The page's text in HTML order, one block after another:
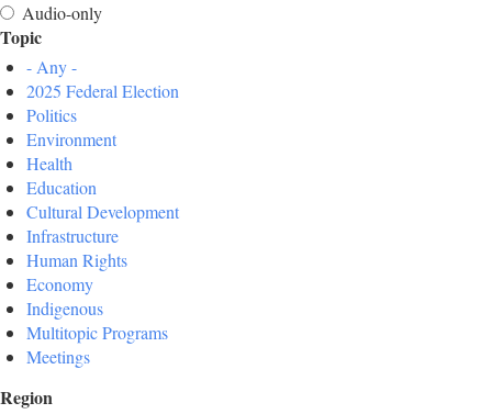
Audio-only
Topic
- Any -
2025 Federal Election
Politics
Environment
Health
Education
Cultural Development
Infrastructure
Human Rights
Economy
Indigenous
Multitopic Programs
Meetings
Region